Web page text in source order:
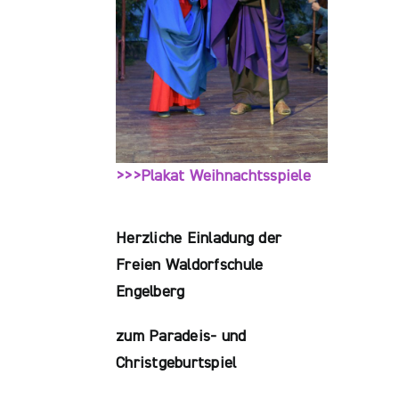
>>>Plakat Weihnachtsspiele
Herzliche Einladung der
Freien Waldorfschule
Engelberg
zum Paradeis- und
Christgeburtspiel